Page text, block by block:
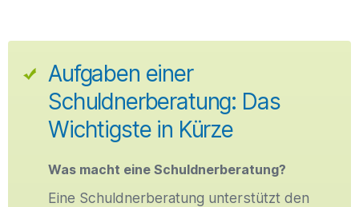
Aufgaben einer
Schuldnerberatung: Das
Wichtigste in Kürze
Was macht eine Schuldnerberatung?
Eine Schuldnerberatung unterstützt den